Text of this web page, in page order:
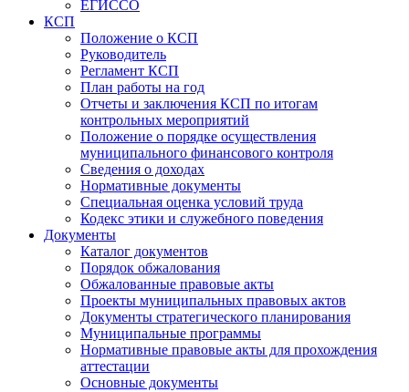
ЕГИССО
КСП
Положение о КСП
Руководитель
Регламент КСП
План работы на год
Отчеты и заключения КСП по итогам
контрольных мероприятий
Положение о порядке осуществления
муниципального финансового контроля
Сведения о доходах
Нормативные документы
Специальная оценка условий труда
Кодекс этики и служебного поведения
Документы
Каталог документов
Порядок обжалования
Обжалованные правовые акты
Проекты муниципальных правовых актов
Документы стратегического планирования
Муниципальные программы
Нормативные правовые акты для прохождения
аттестации
Основные документы